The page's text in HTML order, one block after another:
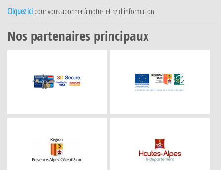
Cliquez ici pour vous abonner à notre lettre d'information
Nos partenaires principaux